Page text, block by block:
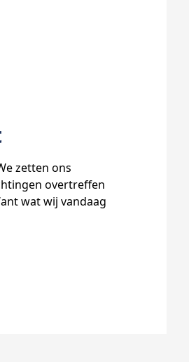
zetten ons
overtreffen
wat wij vandaag